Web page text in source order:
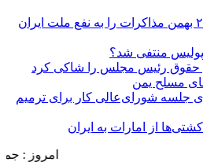
حسن پور: راهپیمایی ۲۲ بهمن مذاکرات را به نفع ملت ایران
منتفی شد؟
حقوق رئیس مجلس را شاکی کرد
مسلح یمن
جلسه شورای‌عالی کار برای ترمیم
از امارات به ایران
امروز : جمعه, ۱۶ مرداد , ۱۴۰۵ .::. برابر با : Friday, 7 August , 2026 .::. اخبار منتشر شده : 45 خبر